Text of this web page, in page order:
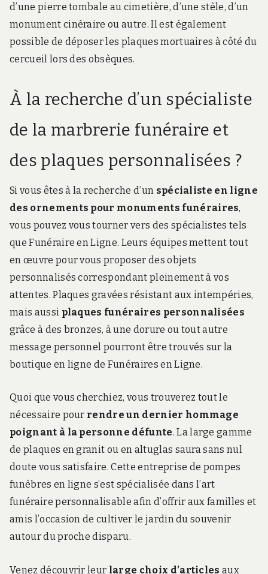
d’une pierre tombale au cimetière, d’une stèle, d’un
monument cinéraire ou autre. Il est également
possible de déposer les plaques mortuaires à côté du
cercueil lors des obsèques.
À la recherche d’un spécialiste
de la marbrerie funéraire et
des plaques personnalisées ?
Si vous êtes à la recherche d’un spécialiste en ligne
des ornements pour monuments funéraires,
vous pouvez vous tourner vers des spécialistes tels
que Funéraire en Ligne. Leurs équipes mettent tout
en œuvre pour vous proposer des objets
personnalisés correspondant pleinement à vos
attentes. Plaques gravées résistant aux intempéries,
mais aussi plaques funéraires personnalisées
grâce à des bronzes, à une dorure ou tout autre
message personnel pourront être trouvés sur la
boutique en ligne de Funéraires en Ligne.
Quoi que vous cherchiez, vous trouverez tout le
nécessaire pour rendre un dernier hommage
poignant à la personne défunte. La large gamme
de plaques en granit ou en altuglas saura sans nul
doute vous satisfaire. Cette entreprise de pompes
funèbres en ligne s’est spécialisée dans l’art
funéraire personnalisable afin d’offrir aux familles et
amis l’occasion de cultiver le jardin du souvenir
autour du proche disparu.
Venez découvrir leur large choix d’articles aux